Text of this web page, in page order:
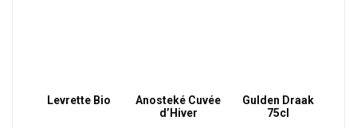
Levrette Bio
Anosteké Cuvée
d’Hiver
Gulden Draak
75cl